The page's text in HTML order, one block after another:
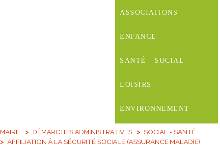
ASSOCIATIONS
ENFANCE
SANTÉ - SOCIAL
LOISIRS
ENVIRONNEMENT
MAIRIE DÉMARCHES ADMINISTRATIVES
SOCIAL - SANTÉ
AFFILIATION À LA SÉCURITÉ SOCIALE (ASSURANCE MALADIE)